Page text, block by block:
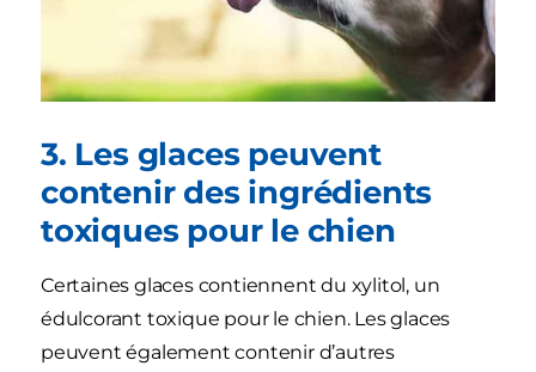
3. Les glaces peuvent
contenir des ingrédients
toxiques pour le chien
Certaines glaces contiennent du xylitol, un
édulcorant toxique pour le chien. Les glaces
peuvent également contenir d’autres